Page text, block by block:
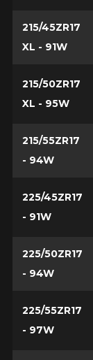
215/45ZR17
XL - 91W
215/50ZR17
XL - 95W
215/55ZR17
- 94W
225/45ZR17
- 91W
225/50ZR17
- 94W
225/55ZR17
- 97W